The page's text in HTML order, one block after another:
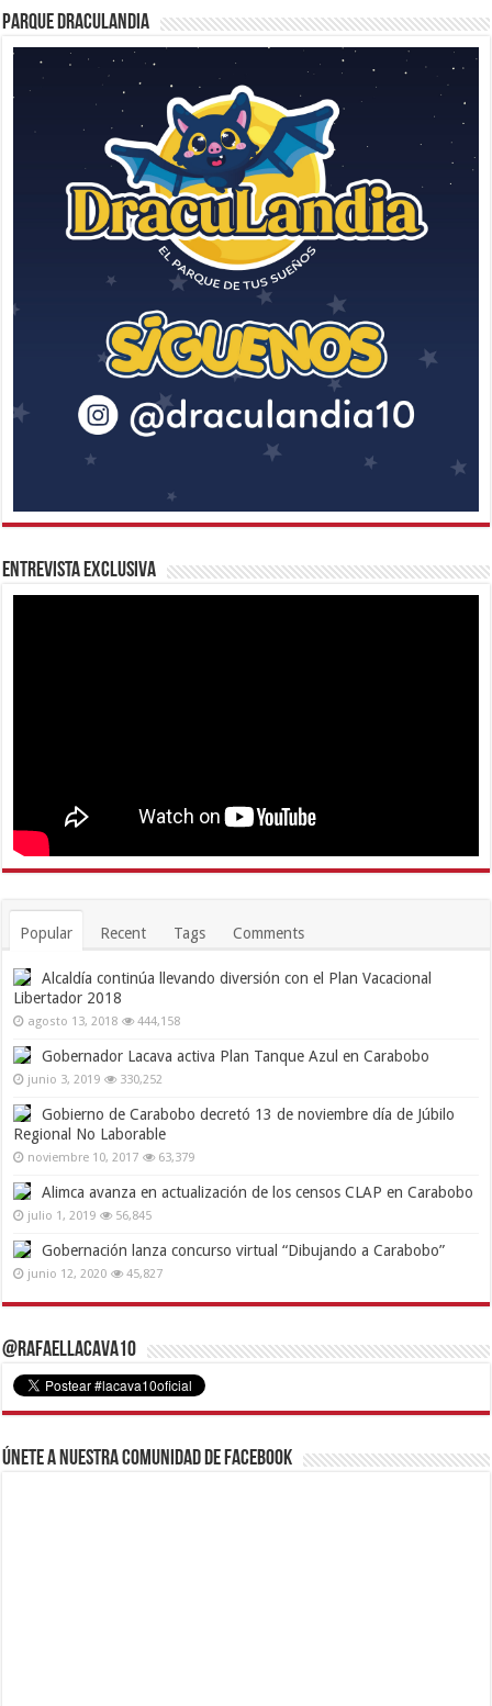
Parque Draculandia
Entrevista Exclusiva
Popular Recent Tags Comments
Alcaldía continúa llevando diversión con el Plan Vacacional
Libertador 2018
agosto 13, 2018 444,158
Gobernador Lacava activa Plan Tanque Azul en Carabobo
junio 3, 2019 330,252
Gobierno de Carabobo decretó 13 de noviembre día de Júbilo
Regional No Laborable
noviembre 10, 2017 63,379
Alimca avanza en actualización de los censos CLAP en Carabobo
julio 1, 2019 56,845
Gobernación lanza concurso virtual “Dibujando a Carabobo”
junio 12, 2020 45,827
@RafaelLacava10
Únete a nuestra comunidad de Facebook